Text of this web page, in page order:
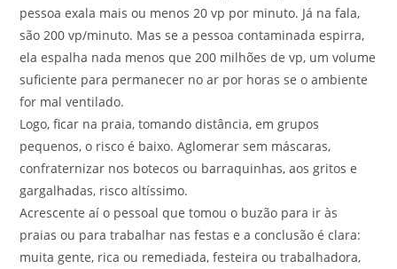
pessoa exala mais ou menos 20 vp por minuto. Já na fala,
são 200 vp/minuto. Mas se a pessoa contaminada espirra,
ela espalha nada menos que 200 milhões de vp, um volume
suficiente para permanecer no ar por horas se o ambiente
for mal ventilado.
Logo, ficar na praia, tomando distância, em grupos
pequenos, o risco é baixo. Aglomerar sem máscaras,
confraternizar nos botecos ou barraquinhas, aos gritos e
gargalhadas, risco altíssimo.
Acrescente aí o pessoal que tomou o buzão para ir às
praias ou para trabalhar nas festas e a conclusão é clara:
muita gente, rica ou remediada, festeira ou trabalhadora,